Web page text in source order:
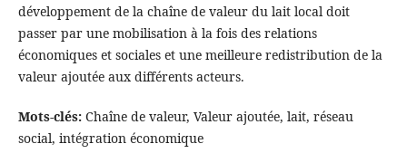
développement de la chaîne de valeur du lait local doit
passer par une mobilisation à la fois des relations
économiques et sociales et une meilleure redistribution de la
valeur ajoutée aux différents acteurs.
Mots-clés:Chaîne de valeur, Valeur ajoutée, lait, réseau
social, intégration économique